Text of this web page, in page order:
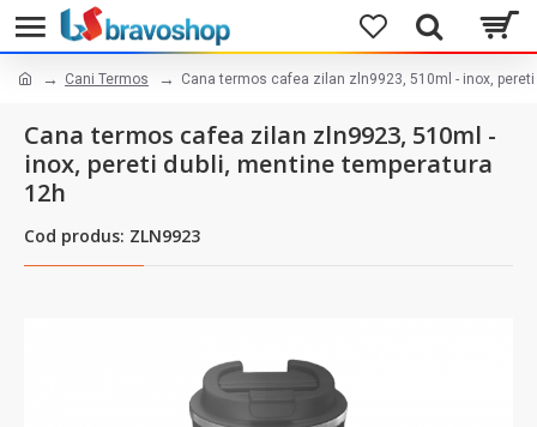
Cani Termos Cana termos cafea zilan zln9923, 510ml - inox,
Cana termos cafea zilan zln9923, 510ml -
inox, pereti dubli, mentine temperatura
12h
Cod produs: ZLN9923